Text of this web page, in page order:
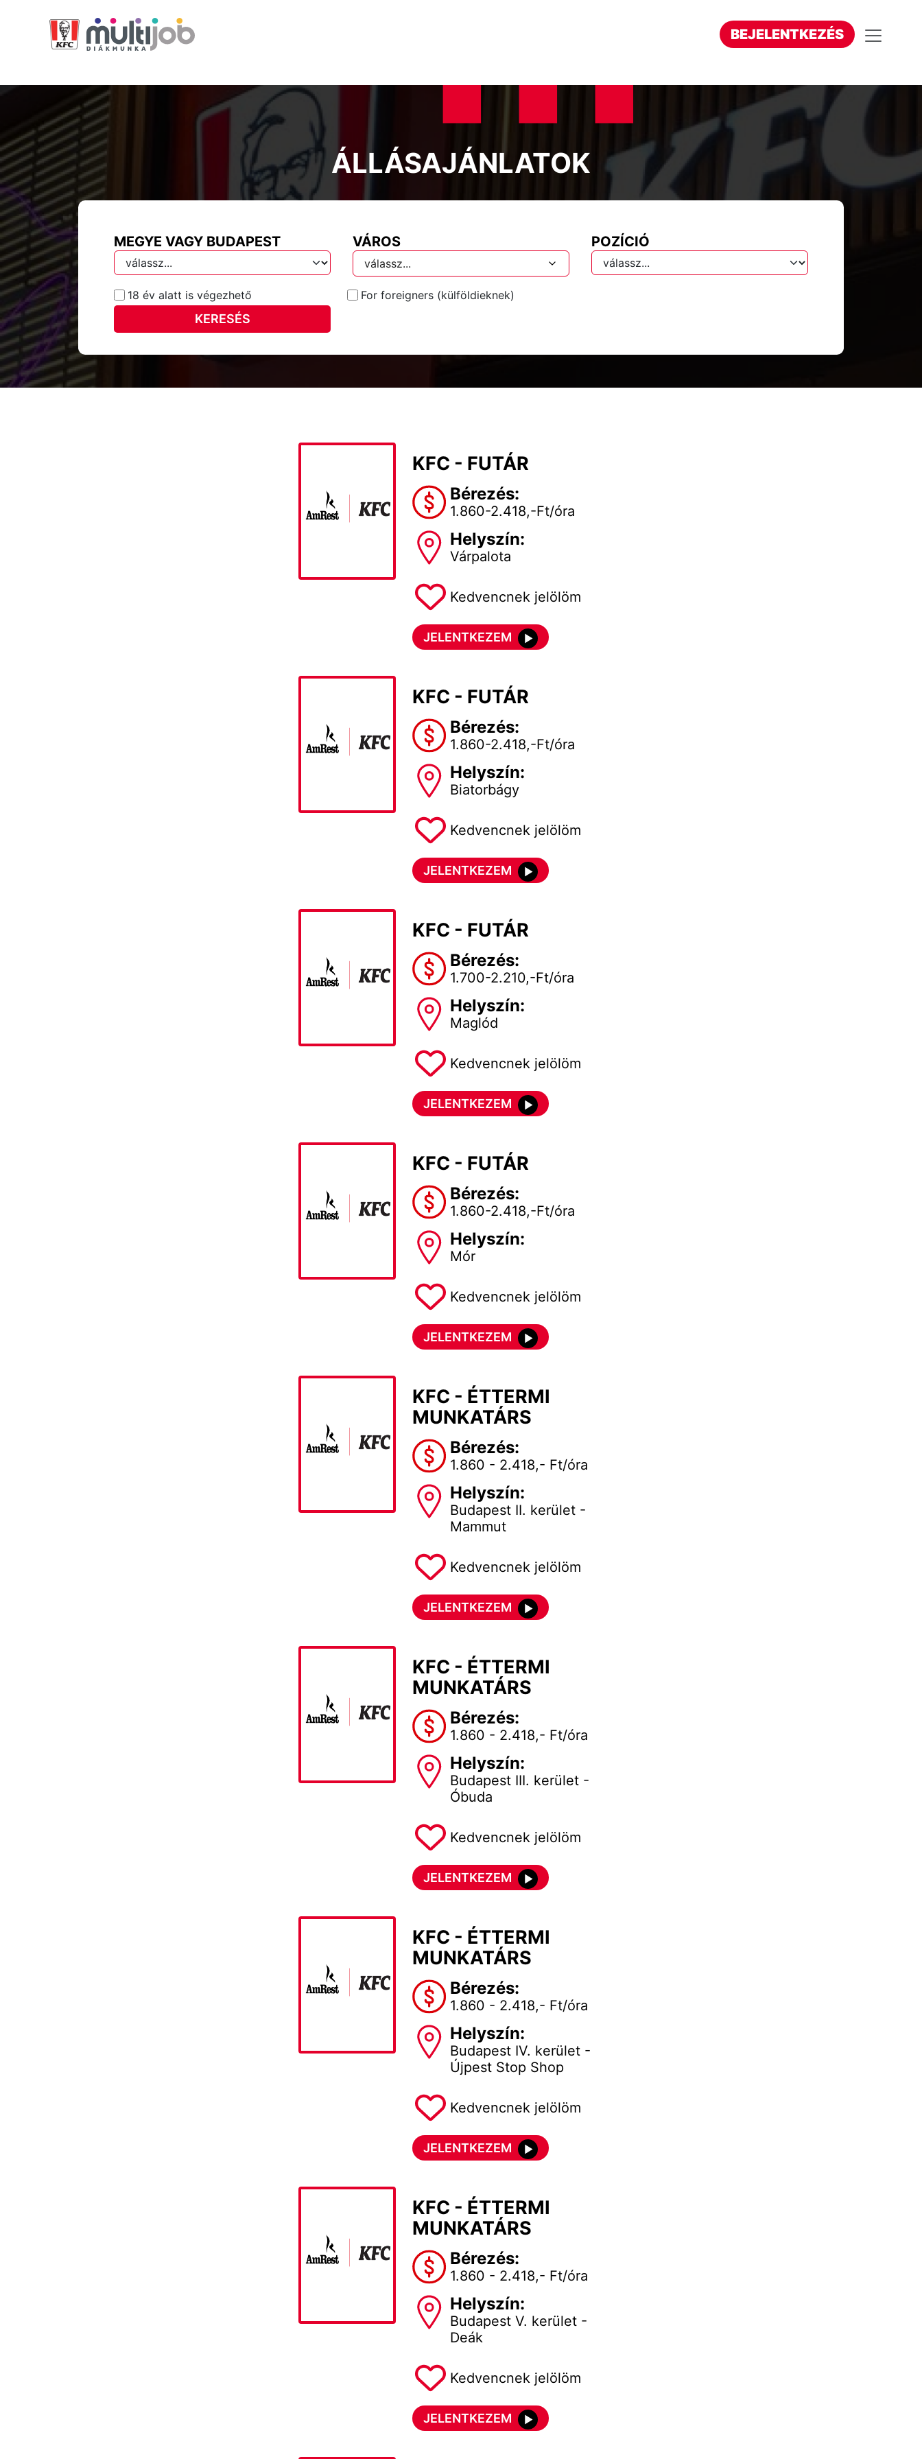
BEJELENTKEZÉS
ÁLLÁSAJÁNLATOK
MEGYE VAGY BUDAPEST VÁROS
válassz...
POZÍCIÓ
18 év alatt is végezhető For foreigners (külföldieknek)
KERESÉS
KFC - FUTÁR
Bérezés:
1.860-2.418,-Ft/óra
Helyszín:
Várpalota
Kedvencnek jelölöm
JELENTKEZEM
KFC - FUTÁR
Bérezés:
1.860-2.418,-Ft/óra
Helyszín:
Biatorbágy
Kedvencnek jelölöm
JELENTKEZEM
KFC - FUTÁR
Bérezés:
1.700-2.210,-Ft/óra
Helyszín:
Maglód
Kedvencnek jelölöm
JELENTKEZEM
KFC - FUTÁR
Bérezés:
1.860-2.418,-Ft/óra
Helyszín:
Mór
Kedvencnek jelölöm
JELENTKEZEM
KFC - ÉTTERMI
MUNKATÁRS
Bérezés:
1.860 - 2.418,- Ft/óra
Helyszín:
Budapest II. kerület -
Mammut
Kedvencnek jelölöm
JELENTKEZEM
KFC - ÉTTERMI
MUNKATÁRS
Bérezés:
1.860 - 2.418,- Ft/óra
Helyszín:
Budapest III. kerület -
Óbuda
Kedvencnek jelölöm
JELENTKEZEM
KFC - ÉTTERMI
MUNKATÁRS
Bérezés:
1.860 - 2.418,- Ft/óra
Helyszín:
Budapest IV. kerület -
Újpest Stop Shop
Kedvencnek jelölöm
JELENTKEZEM
KFC - ÉTTERMI
MUNKATÁRS
Bérezés:
1.860 - 2.418,- Ft/óra
Helyszín:
Budapest V. kerület -
Deák
Kedvencnek jelölöm
JELENTKEZEM